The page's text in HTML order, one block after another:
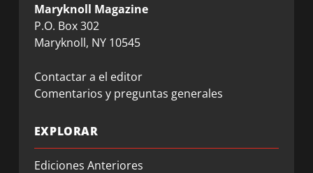
Maryknoll Magazine
P.O. Box 302
Maryknoll, NY 10545
Contactar a el editor
Comentarios y preguntas generales
EXPLORAR
Ediciones Anteriores